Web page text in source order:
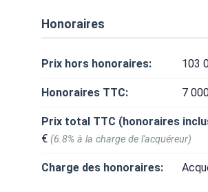
Honoraires
Prix hors honoraires: 103
Honoraires TTC: 7
Prix total TTC (honoraires
€ (6.8% à la charge de l'acquéreur)
Charge des honoraires: